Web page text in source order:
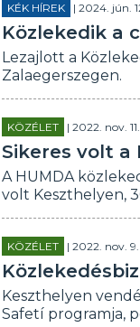
KÉK HÍREK | 2024. jún.
Közlekedik a
Lezajlott a
Zalaegerszegen.
KÖZÉLET | 2022. nov.
Sikeres volt a
A HUMDA
volt Keszthelyen,
KÖZÉLET | 2022. nov.
Keszthelyen
Safetí programja,